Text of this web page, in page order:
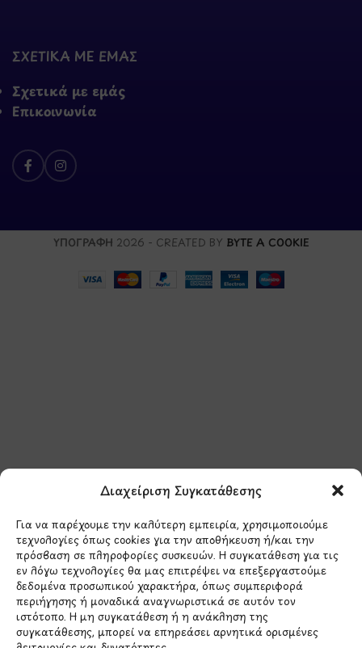
Διαχείριση Συγκατάθεσης
Για να παρέχουμε την καλύτερη εμπειρία, χρησιμοποιούμε
τεχνολογίες όπως cookies για την αποθήκευση ή/και την
πρόσβαση σε πληροφορίες συσκευών. Η συγκατάθεση για τις
εν λόγω τεχνολογίες θα μας επιτρέψει να επεξεργαστούμε
δεδομένα προσωπικού χαρακτήρα, όπως συμπεριφορά
περιήγησης ή μοναδικά αναγνωριστικά σε αυτόν τον
ιστότοπο. Η μη συγκατάθεση ή η ανάκληση της
συγκατάθεσης, μπορεί να επηρεάσει αρνητικά ορισμένες
ΣΧΕΤΙΚΑ ΜΕ ΕΜΑΣ
Σχετικά με εμάς
Επικοινωνία
ΥΠΟΓΡΑΦΗ 2026 - CREATED BY BYTE A COOKIE
Έχω διαβάσει και συμφωνώ με την
Πολιτική Απορρήτου